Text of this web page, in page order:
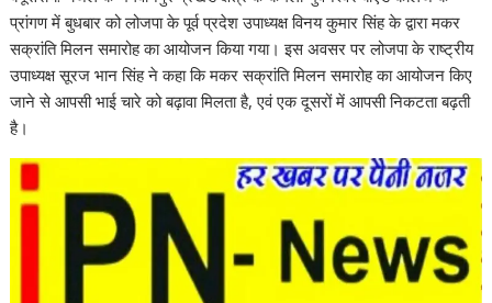
प्रांगण में बुधबार को लोजपा के पूर्व प्रदेश उपाध्यक्ष विनय कुमार सिंह के द्वारा मकर
सक्रांति मिलन समारोह का आयोजन किया गया। इस अवसर पर लोजपा के राष्ट्रीय
उपाध्यक्ष सूरज भान सिंह ने कहा कि मकर सक्रांति मिलन समारोह का आयोजन किए
जाने से आपसी भाई चारे को बढ़ावा मिलता है, एवं एक दूसरों में आपसी निकटता बढ़ती
है।